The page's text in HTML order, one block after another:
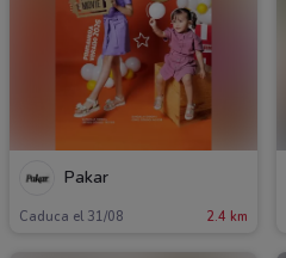
Pakar
Caduca el 31/08 2.4 km